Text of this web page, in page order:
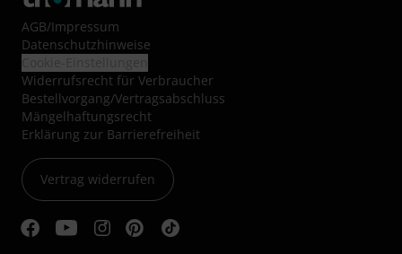
AGB/Impressum
Datenschutzhinweise
Widerrufsrecht für Verbraucher
Bestellvorgang/Vertragsabschluss
Mängelhaftungsrecht
Erklärung zur Barrierefreiheit
Vertrag widerrufen